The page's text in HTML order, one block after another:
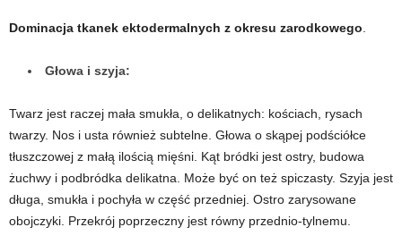
Dominacja tkanek ektodermalnych z okresu zarodkowego
Głowa i szyja:
Twarz jest raczej mała smukła, o delikatnych: kościach, rysach
twarzy. Nos i usta również subtelne. Głowa o skąpej podściółce
tłuszczowej z małą ilością mięśni. Kąt bródki jest ostry, budowa
żuchwy i podbródka delikatna. Może być on też spiczasty. Szyja jest
długa, smukła i pochyła w część przedniej. Ostro zarysowane
obojczyki. Przekrój poprzeczny jest równy przednio-tylnemu.